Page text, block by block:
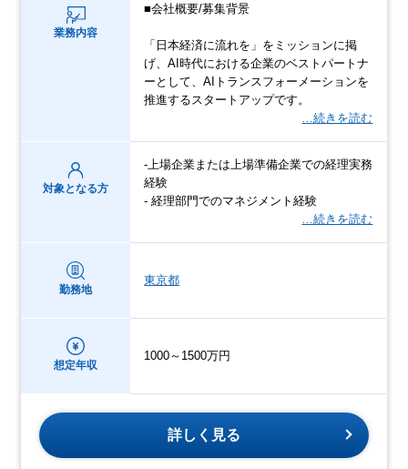
業務内容
■会社概要/募集背景
「日本経済に流れを」をミッションに掲
げ、AI時代における企業のベストパートナ
ーとして、AIトランスフォーメーションを
推進するスタートアップです。
…続きを読む
対象となる方
-上場企業または上場準備企業での経理実務
経験
- 経理部門でのマネジメント経験
…続きを読む
勤務地
東京都
想定年収
1000～1500万円
詳しく見る